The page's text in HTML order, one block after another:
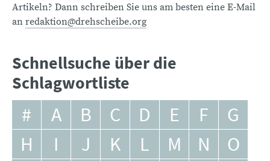
Artikeln? Dann schreiben Sie uns am besten eine E-Mail
an redaktion@drehscheibe.org
Schnellsuche über die
Schlagwortliste
# A B C D E F
G
H
I J K L M N
O